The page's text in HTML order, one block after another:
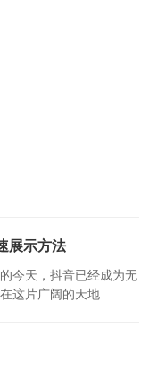
展示方法
今天，抖音已经成为无
这片广阔的天地...